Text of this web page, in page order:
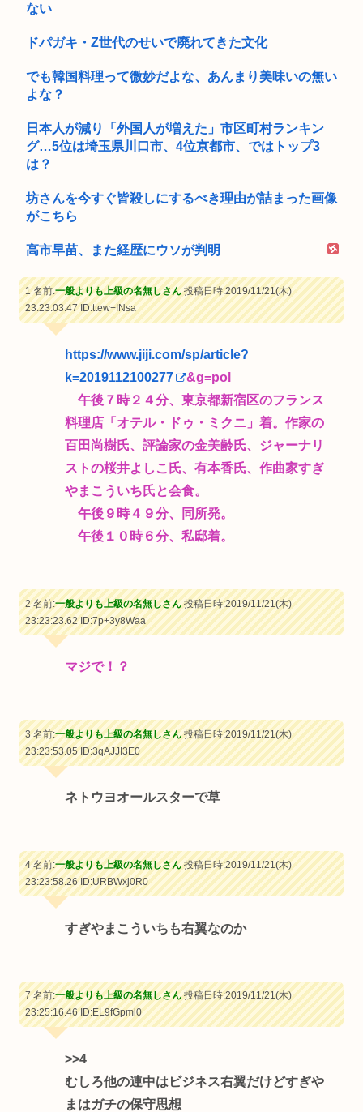
ない
ドパガキ・Z世代のせいで廃れてきた文化
でも韓国料理って微妙だよな、あんまり美味いの無い
よな？
日本人が減り「外国人が増えた」市区町村ランキン
グ…5位は埼玉県川口市、4位京都市、ではトップ3
は？
坊さんを今すぐ皆殺しにするべき理由が詰まった画像
がこちら
高市早苗、また経歴にウソが判明
1 名前:一般よりも上級の名無しさん投稿日時:2019/11/21(木)
23:23:03.47ID:ttew+INsa
https://www.jiji.com/sp/article?
k=2019112100277
&g=pol
午後７時２４分、東京都新宿区のフランス
料理店「オテル・ドゥ・ミクニ」着。作家の
百田尚樹氏、評論家の金美齢氏、ジャーナリ
ストの桜井よしこ氏、有本香氏、作曲家すぎ
やまこういち氏と会食。
午後９時４９分、同所発。
午後１０時６分、私邸着。
2 名前:一般よりも上級の名無しさん投稿日時:2019/11/21(木)
23:23:23.62ID:7p+3y8Waa
マジで！？
3 名前:一般よりも上級の名無しさん投稿日時:2019/11/21(木)
23:23:53.05ID:3qAJJI3E0
ネトウヨオールスターで草
4 名前:一般よりも上級の名無しさん投稿日時:2019/11/21(木)
23:23:58.26ID:URBWxj0R0
すぎやまこういちも右翼なのか
7 名前:一般よりも上級の名無しさん投稿日時:2019/11/21(木)
23:25:16.46ID:EL9fGpml0
>>4
むしろ他の連中はビジネス右翼だけどすぎや
まはガチの保守思想